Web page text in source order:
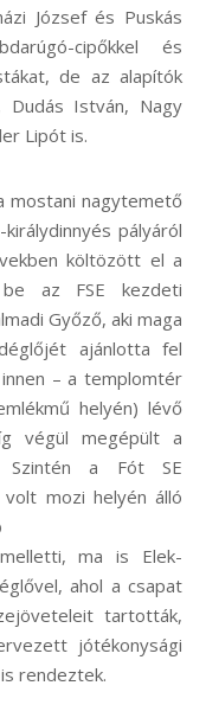
József és Puskás
cipőkkel és
de az alapítók
István, Nagy
Lipót is.
mostani nagytemető
pályáról
költözött el a
az FSE kezdeti
Győző, aki maga
ajánlotta fel
– a templomtér
helyén) lévő
végül megépült a
Szintén a Fót SE
mozi helyén álló
ma is Elek-
ahol a csapat
tartották,
jótékonysági
rendeztek.